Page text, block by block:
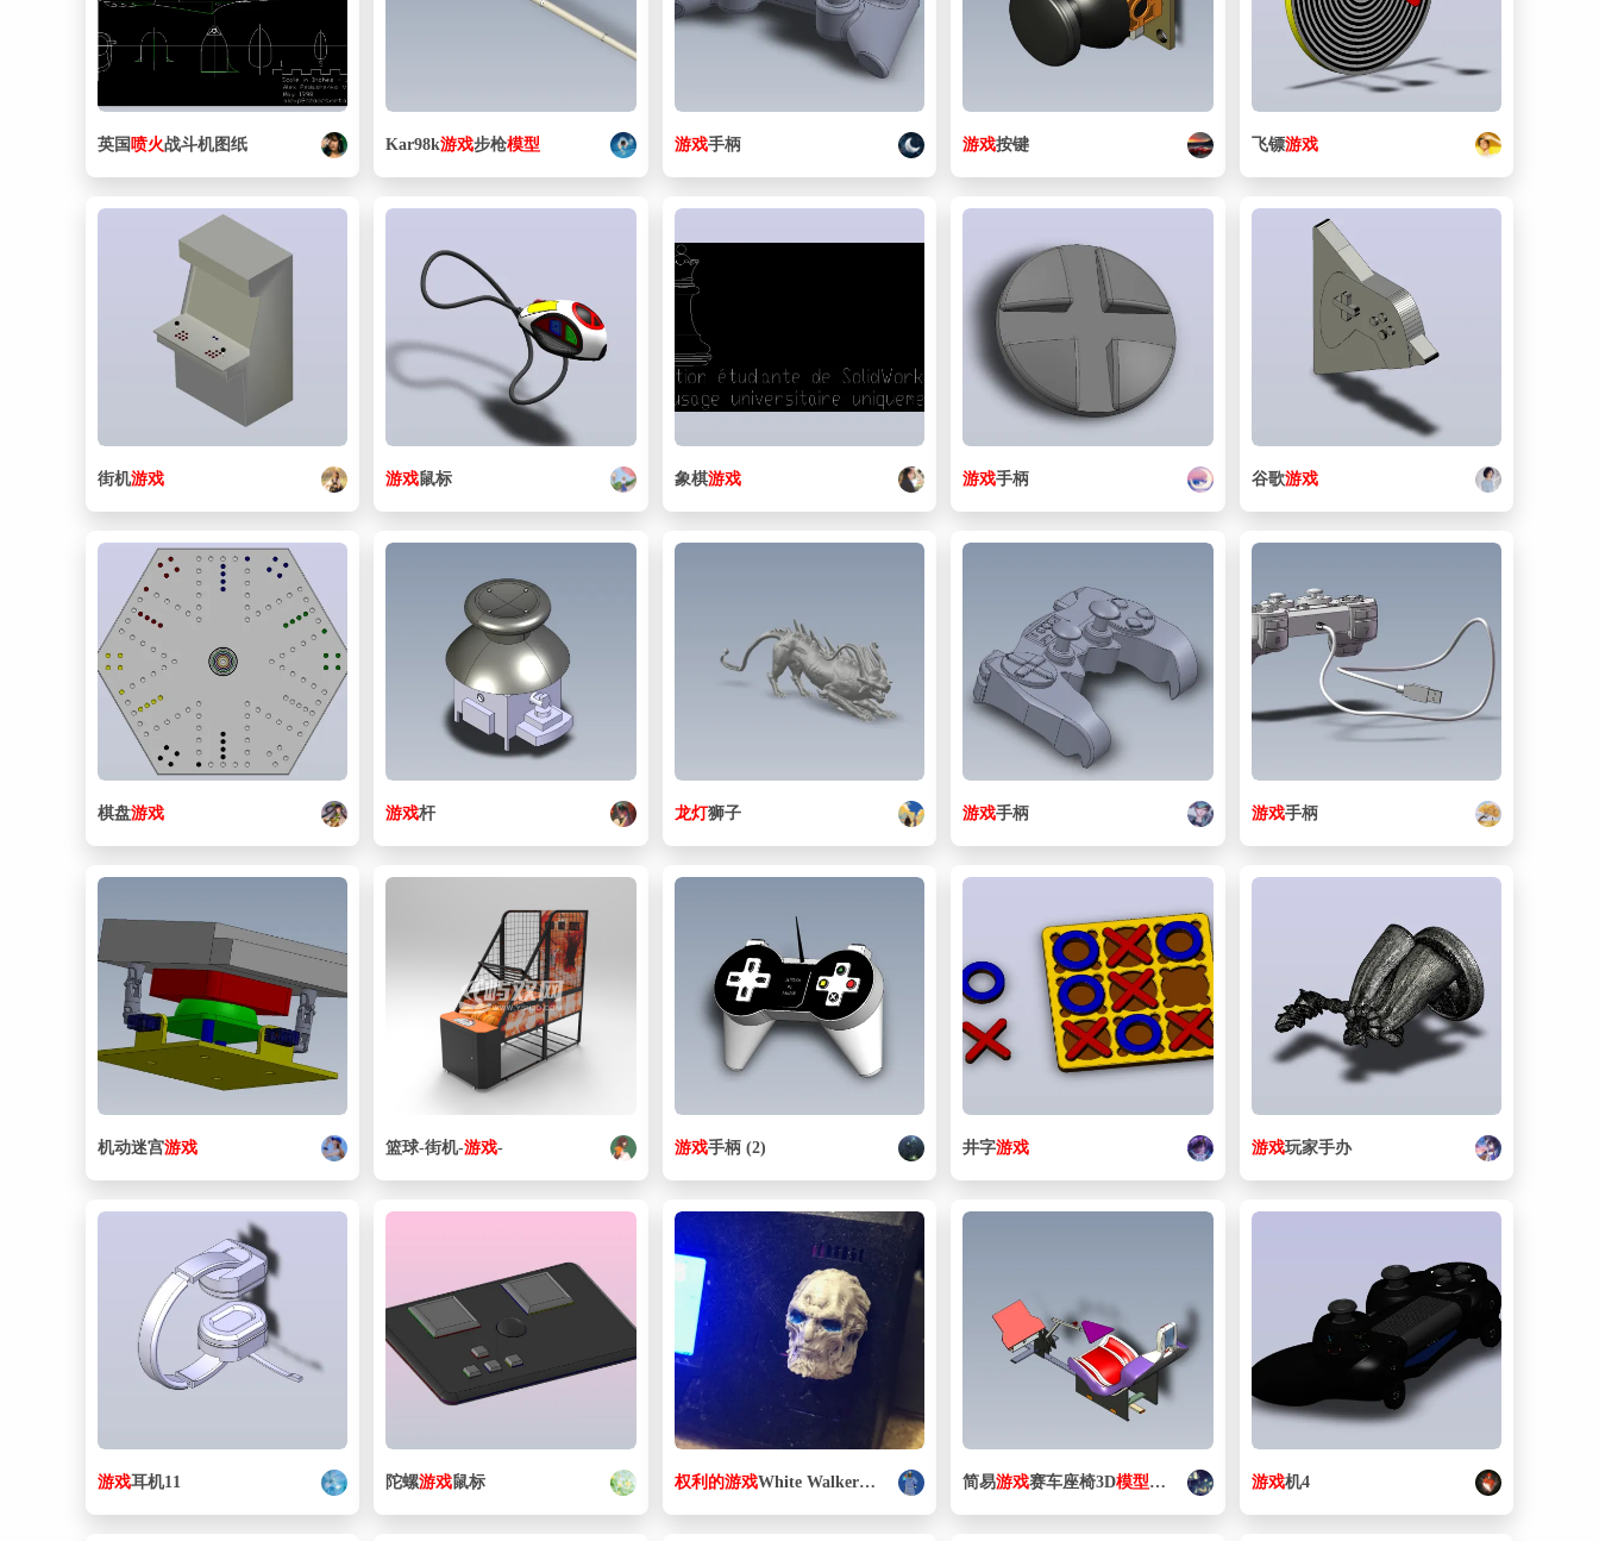
英国 喷火战斗机图纸 Kar98k游戏步枪模型 游戏手柄 游戏按键 飞镖游戏
街机游戏 游戏鼠标 象棋游戏 游戏手柄 谷歌游戏
棋盘游戏 游戏杆 龙灯狮子 游戏手柄 游戏手柄
机动迷宫游戏 篮球-街机-游戏- 游戏手柄 (2) 井字游戏 游戏玩家手办
游戏耳机11 陀螺游戏鼠标 权利 的游戏White Walker异鬼 模型 简易游戏赛车座椅3D模型图纸 游戏机4